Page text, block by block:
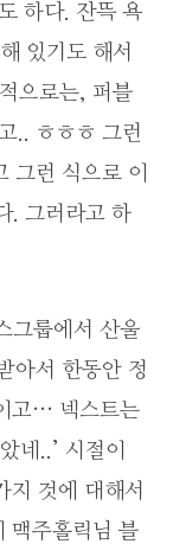
하다. 잔뜩 욕
있기도 해서
으로는, 퍼블
.. ㅎㅎㅎ 그런
그런 식으로 이
. 그러라고 하
그룹에서 산울
아서 한동안 정
고… 넥스트는
네..’ 시절이
지 것에 대해서
맥주홀릭님 블